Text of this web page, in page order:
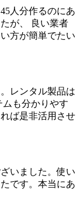
人分作るのにあ
が、 良い業者
方が簡単でたい
レンタル製品は
ムも分かりやす
ば是非活用させ
いました。使い
です。 本当にあ